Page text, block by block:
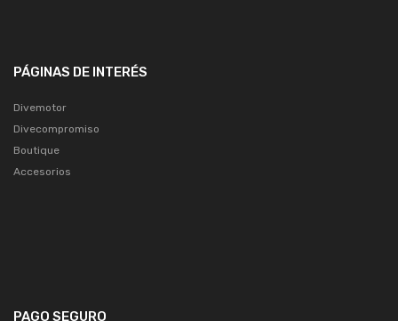
PÁGINAS DE INTERÉS
Divemotor
Divecompromiso
Boutique
Accesorios
PAGO SEGURO